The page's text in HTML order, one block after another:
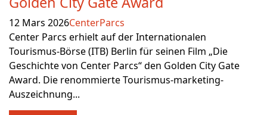
12 Mars 2026CenterParcs
Center Parcs erhielt auf der Internationalen
Tourismus-Börse (ITB) Berlin für seinen Film „Die
Geschichte von Center Parcs“ den Golden City Gate
Award. Die renommierte Tourismus-marketing-
Auszeichnung...